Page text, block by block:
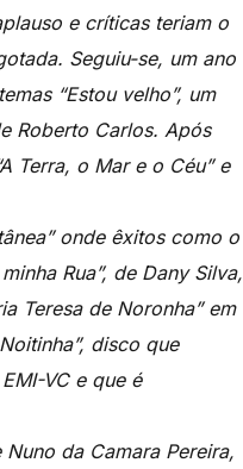
e críticas teriam o
Seguiu-se, um ano
“Estou velho”, um
Roberto Carlos. Após
Terra, o Mar e o Céu” e
onde êxitos como o
Rua”, de Dany Silva,
Teresa de Noronha” em
disco que
VC e que é
da Camara Pereira,